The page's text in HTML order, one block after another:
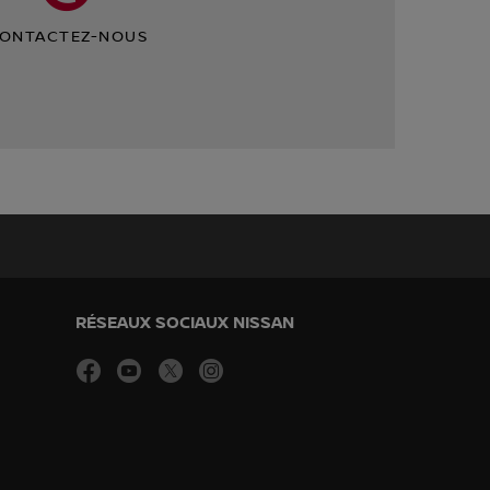
NOUS
RÉSEAUX SOCIAUX NISSAN
facebookyoutubetwitter